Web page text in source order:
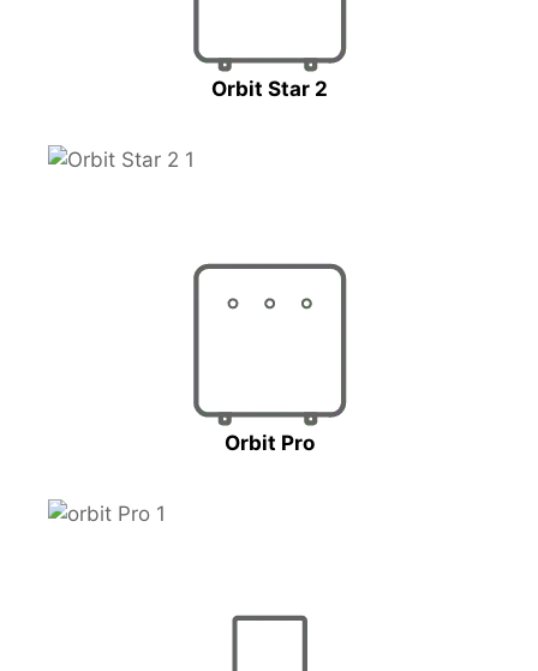
Orbit Star 2
Orbit Pro